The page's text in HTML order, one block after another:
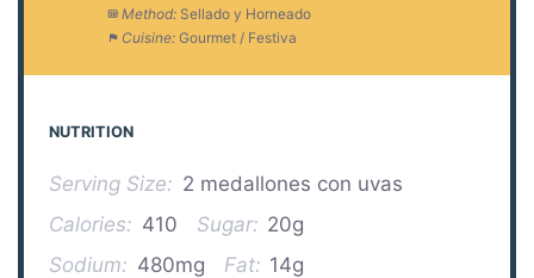
Method: Sellado y Horneado
Cuisine: Gourmet / Festiva
NUTRITION
Serving Size: 2 medallones con uvas
Calories: 410 Sugar: 20g
Sodium: 480mg Fat: 14g